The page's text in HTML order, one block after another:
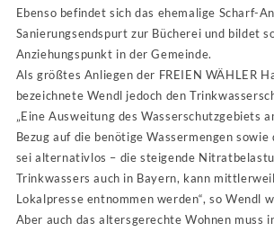
Ebenso befindet sich das ehemalige Scharf-
Sanierungsendspurt zur Bücherei und bildet
Anziehungspunkt in der Gemeinde.
Als größtes Anliegen der FREIEN WÄHLER
bezeichnete Wendl jedoch den
„Eine Ausweitung des Wasserschutzgebiets
Bezug auf die benötige Wassermengen
sei alternativlos – die steigende
Trinkwassers auch in Bayern, kann
Lokalpresse entnommen werden“, so Wendl
Aber auch das altersgerechte Wohnen muss